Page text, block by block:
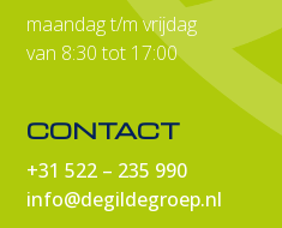
maandag t/m vrijdag
van 8:30 tot 17:00
CONTACT
+31 522 – 235 990
info@degildegroep.nl